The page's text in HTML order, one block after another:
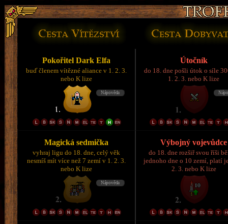
Pokořitel Dark Elfa
buď členem vítězné aliance v 1. 2. 3.
nebo K lize
Útočník
do 18. dne pošli útok o síle
1. 2. 3. nebo K lize
Magická sedmička
vyhraj ligu do 18. dne, celý věk
nesmíš mít více než 7 zemí v 1. 2. 3.
nebo K lize
Výbojný vojevůdce
do 18. dne rozšiř svou říši
jednoho dne o 10 zemí, platí
2. 3. nebo K lize